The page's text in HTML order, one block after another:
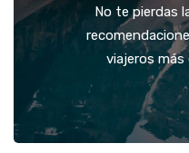
No te pierdas
viajeros más